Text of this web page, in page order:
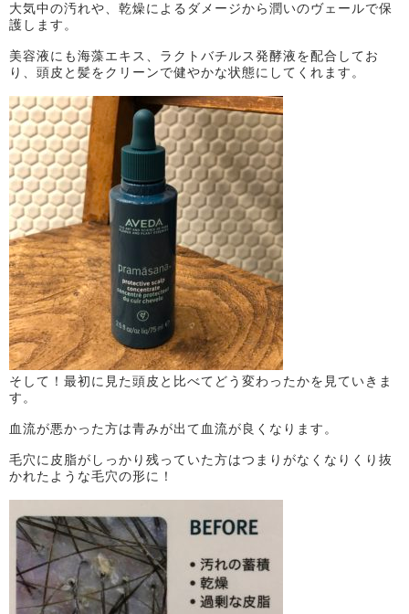
大気中の汚れや、乾燥によるダメージから潤いのヴェールで保
護します。
美容液にも海藻エキス、ラクトバチルス発酵液を配合してお
り、頭皮と髪をクリーンで健やかな状態にしてくれます。
そして！最初に見た頭皮と比べてどう変わったかを見ていきま
す。
血流が悪かった方は青みが出て血流が良くなります。
毛穴に皮脂がしっかり残っていた方はつまりがなくなりくり抜
かれたような毛穴の形に！